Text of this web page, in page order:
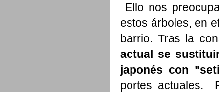
Ello nos
estos árboles, en
barrio. Tras la
actual se
japonés con
portes actuales.